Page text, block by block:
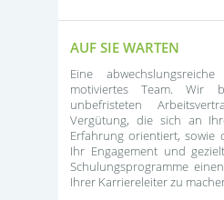
AUF SIE WARTEN
Eine
motiviertes Team. Wir
unbefristeten
Vergütung, die sich an
Erfahrung orientiert, sowie
Ihr Engagement und
Schulungsprogramme
Ihrer Karriereleiter zu